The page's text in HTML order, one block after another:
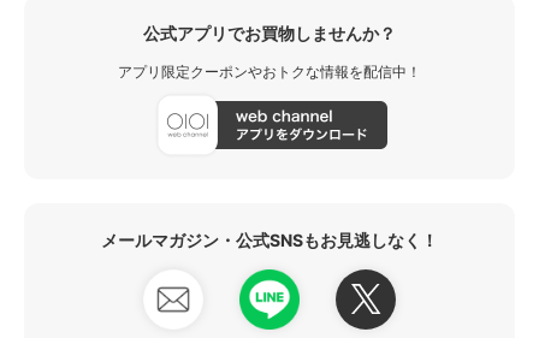
公式アプリでお買物しませんか？
アプリ限定クーポンやおトクな情報を配信中！
メールマガジン・公式SNSもお見逃しなく！